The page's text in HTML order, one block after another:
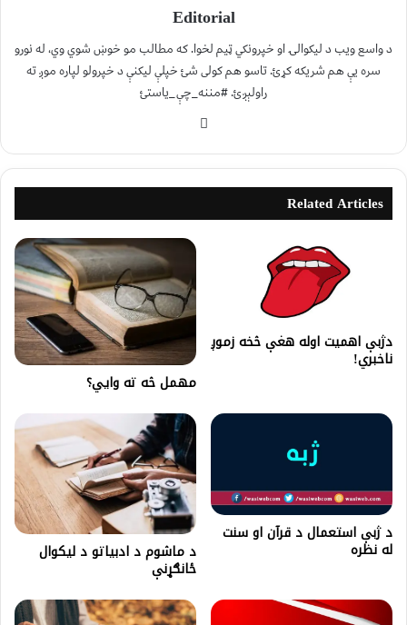
Editorial
د واسع ویب د لیکوالۍ او خپرونکي ټیم لخوا. که مطالب مو خوښ شوي وي، له نورو
سره یې هم شریکه کړئ. تاسو هم کولی شئ خپلې لیکنې د خپرولو لپاره موږ ته
راولېږئ. #مننه_چې_یاستئ
Related Articles
دژبې اهمیت اوله هغې څخه زموږ
ناخبري!
مهمل څه ته وايي؟
د ژبې استعمال د قرآن او سنت
له نظره د ماشوم د ادبياتو د ليکوال
ځانګړنې